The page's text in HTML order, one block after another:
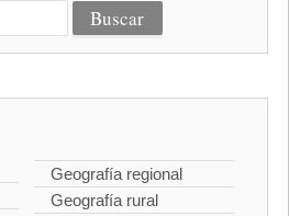
Geografía regional
Geografía rural